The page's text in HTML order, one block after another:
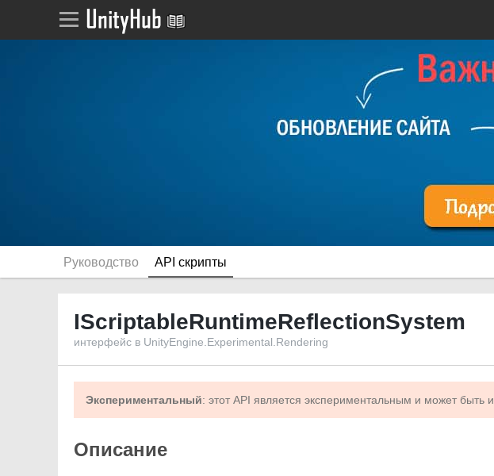
Руководство API скрипты
IScriptableRuntimeReflectionSystem
интерфейс в UnityEngine.Experimental.Rendering
Экспериментальный: этот API является экспериментальным и может быть
Описание